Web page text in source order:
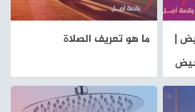
|
ما هو تعريف الصلاة